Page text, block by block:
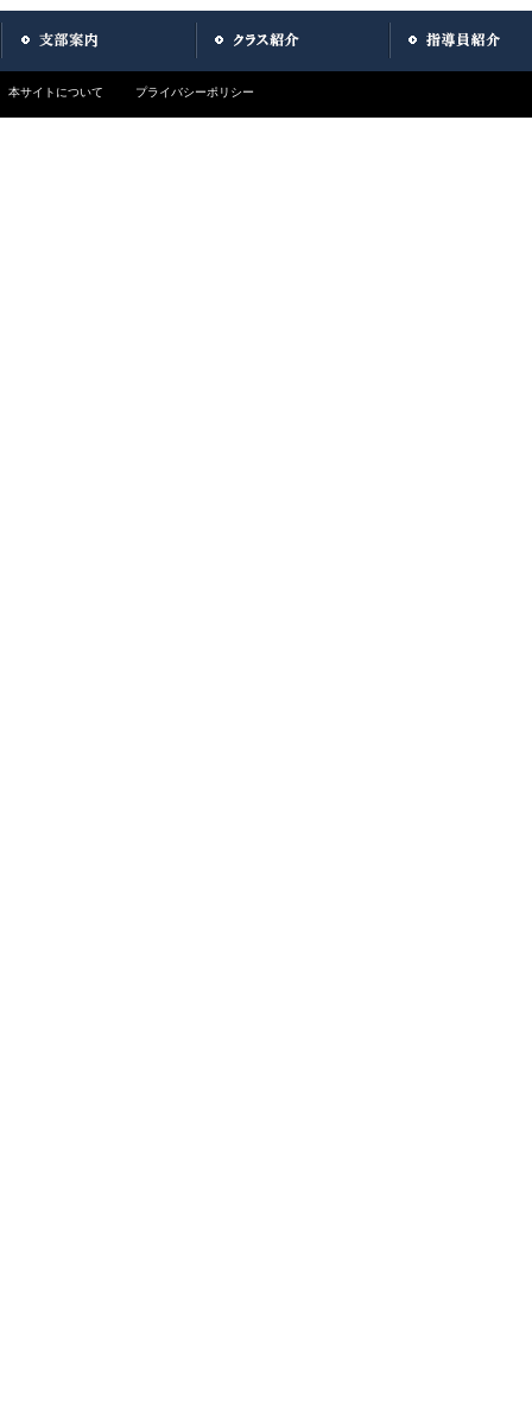
本サイトについて プライバシーポリシー